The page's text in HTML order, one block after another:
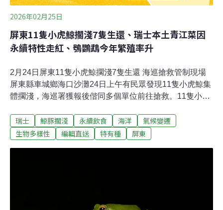
2026年02月25日
屏東11隻小虎鯨擱淺7隻生還、瑞士本土青江菜因
永續特性走紅、鴞鸚鵡今年繁殖率升
2月24日屏東11隻小虎鯨擱淺7隻生還 海巡搶救管制現場
屏東縣車城鄉海口沙灘24日上午有民眾發現11隻小虎鯨集
體擱淺，海巡署獲報後偕同多個單位前往搶救。11隻小虎
戒管制。海保署指出，台灣海域小虎鯨春季在西南海域有
多次集體擱淺紀錄，擱淺原因未明。宜（中央社報導）壽
22日走完生命最後一哩路的消息。（自由時報報導）
瑞士 鯨豚擱淺 永續飲食 海洋
氣候變遷
生物多樣性
編輯直送 特有種 屏東